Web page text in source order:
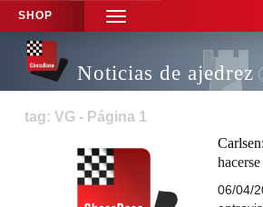
SHOP
TOGGLE
NAVIGATION
Noticias de ajedrez
tag: VG - Página 1
06/04/